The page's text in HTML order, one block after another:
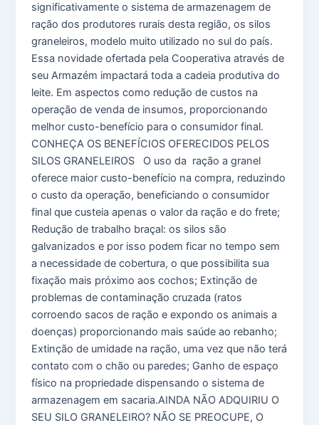
significativamente o sistema de armazenagem de
ração dos produtores rurais desta região, os silos
graneleiros, modelo muito utilizado no sul do país.
Essa novidade ofertada pela Cooperativa através de
seu Armazém impactará toda a cadeia produtiva do
leite. Em aspectos como redução de custos na
operação de venda de insumos, proporcionando
melhor custo-benefício para o consumidor final.
CONHEÇA OS BENEFÍCIOS OFERECIDOS PELOS
SILOS GRANELEIROS O uso da ração a granel
oferece maior custo-benefício na compra, reduzindo
o custo da operação, beneficiando o consumidor
final que custeia apenas o valor da ração e do frete;
Redução de trabalho braçal: os silos são
galvanizados e por isso podem ficar no tempo sem
a necessidade de cobertura, o que possibilita sua
fixação mais próximo aos cochos; Extinção de
problemas de contaminação cruzada (ratos
corroendo sacos de ração e expondo os animais a
doenças) proporcionando mais saúde ao rebanho;
Extinção de umidade na ração, uma vez que não terá
contato com o chão ou paredes; Ganho de espaço
físico na propriedade dispensando o sistema de
armazenagem em sacaria.AINDA NÃO ADQUIRIU O
SEU SILO GRANELEIRO? NÃO SE PREOCUPE, O